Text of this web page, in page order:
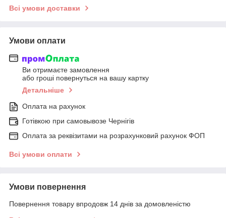
Всі умови доставки
Умови оплати
Ви отримаєте замовлення
або гроші повернуться на вашу картку
Детальніше
Оплата на рахунок
Готівкою при самовывозе Чернігів
Оплата за реквізитами на розрахунковий рахунок ФОП
Всі умови оплати
Умови повернення
Повернення товару впродовж 14 днів за домовленістю